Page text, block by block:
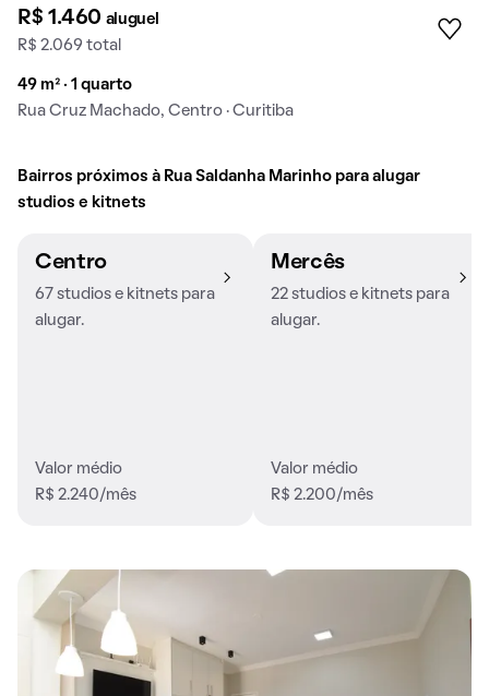
R$ 1.460 aluguel
R$ 2.069 total
49 m² · 1 quarto
Rua Cruz Machado, Centro · Curitiba
Bairros próximos à Rua Saldanha Marinho para alugar
studios e kitnets
Centro
67 studios e kitnets para
alugar.
Valor médio
R$ 2.240/mês
Mercês
22 studios e kitnets para
alugar.
Valor médio
R$ 2.200/mês